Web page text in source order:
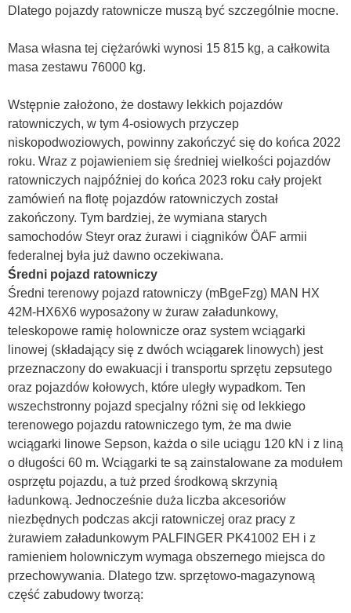
Dlatego pojazdy ratownicze muszą być szczególnie mocne.
Masa własna tej ciężarówki wynosi 15 815 kg, a całkowita
masa zestawu 76000 kg.
Wstępnie założono, że dostawy lekkich pojazdów
ratowniczych, w tym 4-osiowych przyczep
niskopodwoziowych, powinny zakończyć się do końca 2022
roku. Wraz z pojawieniem się średniej wielkości pojazdów
ratowniczych najpóźniej do końca 2023 roku cały projekt
zamówień na flotę pojazdów ratowniczych został
zakończony. Tym bardziej, że wymiana starych
samochodów Steyr oraz żurawi i ciągników ÖAF armii
federalnej była już dawno oczekiwana.
Średni pojazd ratowniczy
Średni terenowy pojazd ratowniczy (mBgeFzg) MAN HX
42M-HX6X6 wyposażony w żuraw załadunkowy,
teleskopowe ramię holownicze oraz system wciągarki
linowej (składający się z dwóch wciągarek linowych) jest
przeznaczony do ewakuacji i transportu sprzętu zepsutego
oraz pojazdów kołowych, które uległy wypadkom. Ten
wszechstronny pojazd specjalny różni się od lekkiego
terenowego pojazdu ratowniczego tym, że ma dwie
wciągarki linowe Sepson, każda o sile uciągu 120 kN i z liną
o długości 60 m. Wciągarki te są zainstalowane za modułem
osprzętu pojazdu, a tuż przed środkową skrzynią
ładunkową. Jednocześnie duża liczba akcesoriów
niezbędnych podczas akcji ratowniczej oraz pracy z
żurawiem załadunkowym PALFINGER PK41002 EH i z
ramieniem holowniczym wymaga obszernego miejsca do
przechowywania. Dlatego tzw. sprzętowo-magazynową
część zabudowy tworzą: